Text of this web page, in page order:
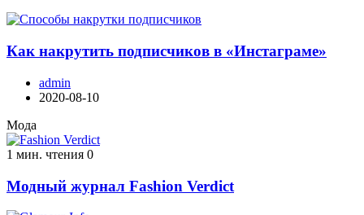
Как накрутить подписчиков в «Инстаграме»
admin
2020-08-10
Мода
1 мин. чтения 0
Модный журнал Fashion Verdict